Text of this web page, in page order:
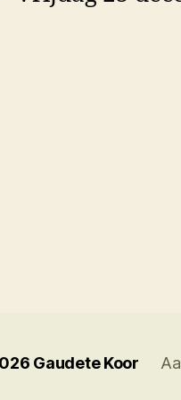
Gaudete Koor